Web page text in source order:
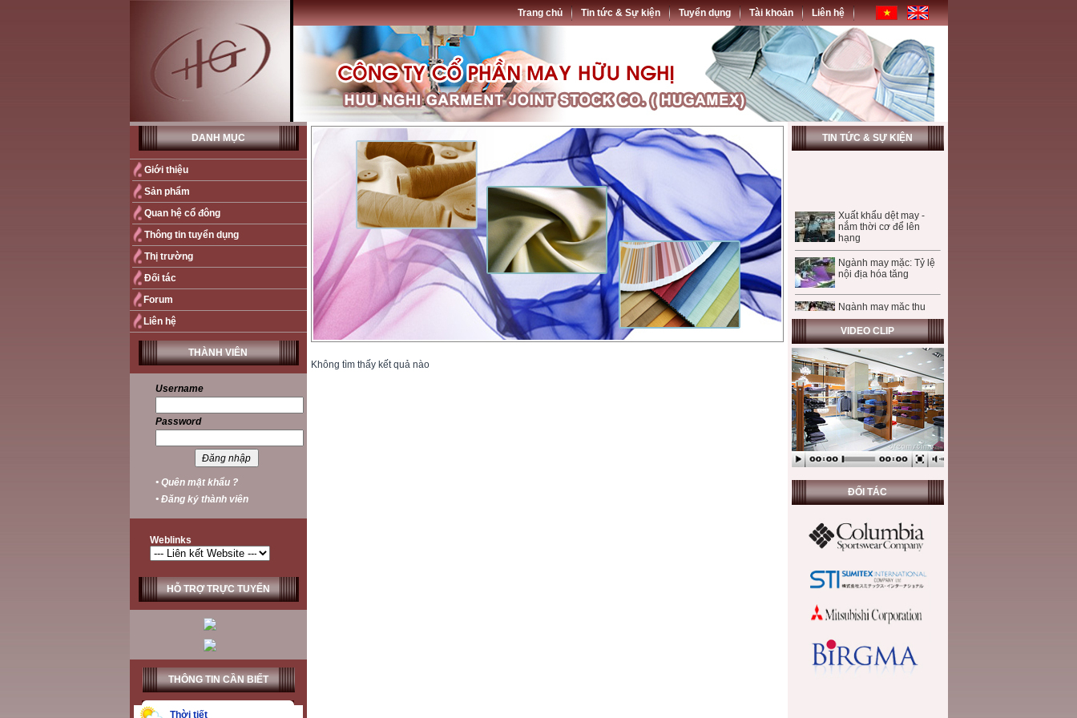
Trang chủ Tin tức & Sự kiện Tuyển dụng Tài khoản Liên hệ
DANH MỤC
Giới thiệu
Sản phẩm
Quan hệ cổ đông
Thông tin tuyển dụng
Thị trường
Đối tác
Forum
Liên hệ
THÀNH VIÊN
Username
Password
• Quên mật khẩu ?
• Đăng ký thành viên
Weblinks
HỖ TRỢ TRỰC TUYẾN
THÔNG TIN CẦN BIẾT
Thời tiết
Không tìm thấy kết quả nào
TIN TỨC & SỰ KIỆN
Xuất khẩu dệt may -
nắm thời cơ để lên
hạng
Ngành may mặc: Tỷ lệ
nội địa hóa tăng
Ngành may mặc thu
hút FDI - Mừng và lo!
VIDEO CLIP
ĐỐI TÁC